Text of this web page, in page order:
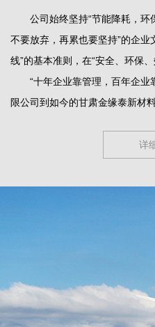
公司始终坚持“节能降耗，环
不要放弃，再累也要坚持”的企业
线”的基本准则，在“安全、环保
“十年企业靠管理，百年企业
限公司到如今的甘肃金缘泰新材
详